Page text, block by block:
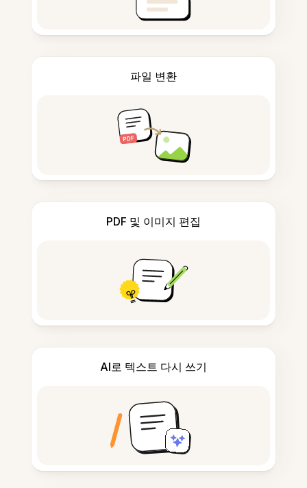
파일 변환
PDF 및 이미지 편집
AI로 텍스트 다시 쓰기